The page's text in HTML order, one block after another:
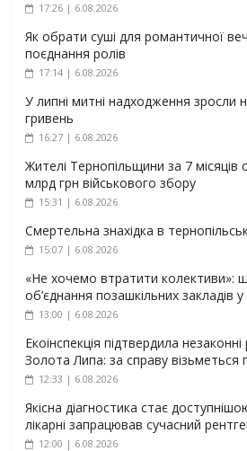
17:26 | 6.08.2026
Як обрати суші для романтичної
поєднання ролів
17:14 | 6.08.2026
У липні митні надходження зросли
гривень
16:27 | 6.08.2026
Жителі Тернопільщини за 7 місяців
млрд грн військового збору
15:31 | 6.08.2026
Смертельна знахідка в
15:07 | 6.08.2026
«Не хочемо втратити колективи»:
об’єднання позашкільних закладів
13:00 | 6.08.2026
Екоінспекція підтвердила
Золота Липа: за справу візьметься
12:33 | 6.08.2026
Якісна діагностика стає
лікарні запрацював сучасний
12:00 | 6.08.2026